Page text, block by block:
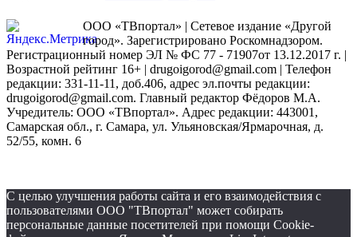
ООО «ТВпортал» | Сетевое издание «Другой
город». Зарегистрировано Роскомнадзором.
Регистрационный номер ЭЛ № ФС 77 - 71907от 13.12.2017 г. |
Возрастной рейтинг 16+ | drugoigorod@gmail.com | Телефон
редакции: 331-11-11, доб.406, адрес эл.почты редакции:
drugoigorod@gmail.com. Главный редактор Фёдоров М.А.
Учредитель: ООО «ТВпортал». Адрес редакции: 443001,
Самарская обл., г. Самара, ул. Ульяновская/Ярмарочная, д.
52/55, комн. 6
С целью улучшения работы сайта и его взаимодействия с
пользователями ООО "ТВпортал" может собирать
персональные данные посетителей при помощи Cookie-